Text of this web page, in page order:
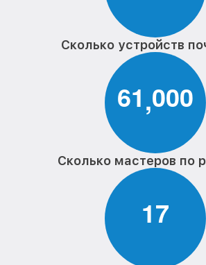
Сколько устройств
61,000
Сколько мастеров по
17